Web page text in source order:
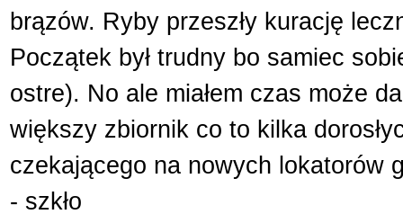
brązów. Ryby przeszły kurację
Początek był trudny bo samiec
ostre). No ale miałem czas może
większy zbiornik co to kilka
czekającego na nowych lokatorów
- szkło